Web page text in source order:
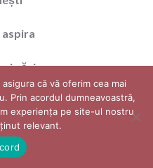
aspira
găsi.
aduce
că vă oferim cea mai
Prin acordul dumneavoastră,
experiența pe site-ul nostru
relevant.